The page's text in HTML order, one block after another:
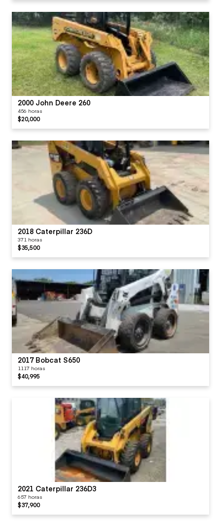
2000 John Deere 260
456 horas
$20,000
2018 Caterpillar 236D
371 horas
$35,500
2017 Bobcat S650
1117 horas
$40,995
2021 Caterpillar 236D3
657 horas
$37,900